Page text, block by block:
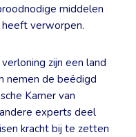
middelen
verworpen.
zijn een land
nemen de beëdigd
Kamer van
experts deel
kracht bij te zetten